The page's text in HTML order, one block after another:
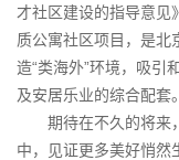
才社区建设的指导意见
质公寓社区项目，是北
造“类海外”环境，吸引
及安居乐业的综合配套
期待在不久的将
中，见证更多美好悄然